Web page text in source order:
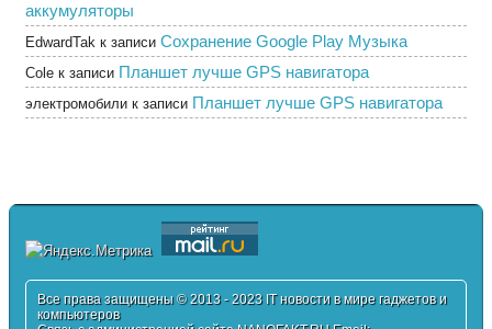
аккумуляторы
EdwardTak к записи Сохранение Google Play Музыка
Cole к записи Планшет лучше GPS навигатора
электромобили к записи Планшет лучше GPS навигатора
Все права защищены © 2013 - 2023 IT новости в мире гаджетов и
компьютеров